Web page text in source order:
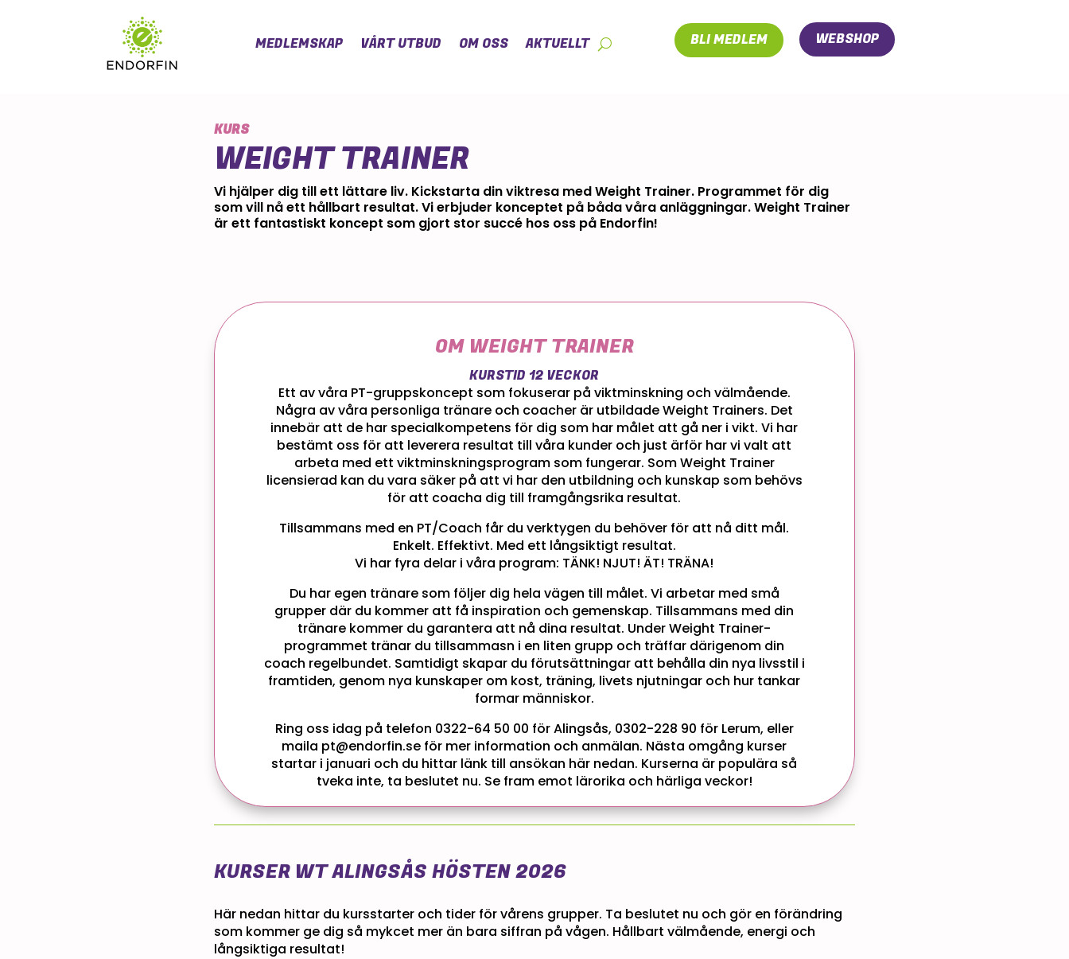
MEDLEMSKAP VÅRT UTBUD OM OSS AKTUELLT BLI MEDLEM WEBSHOP
KURS
WEIGHT TRAINER
Vi hjälper dig till ett lättare liv. Kickstarta din viktresa med Weight Trainer. Programmet för dig
som vill nå ett hållbart resultat.Vi erbjuder konceptet på båda våra anläggningar. Weight Trainer
är ett fantastiskt koncept som gjort stor succé hos oss på Endorfin!
OM WEIGHT TRAINER
KURSTID 12 VECKOR
Ett av våra PT-gruppskoncept som fokuserar på viktminskning och välmående.
Några av våra personliga tränare och coacher är utbildade Weight Trainers. Det
innebär att de har specialkompetens för dig som har målet att gå ner i vikt. Vi har
bestämt oss för att leverera resultat till våra kunder och just ärför har vi valt att
arbeta med ett viktminskningsprogram som fungerar. Som Weight Trainer
licensierad kan du vara säker på att vi har den utbildning och kunskap som behövs
för att coacha dig till framgångsrika resultat.
Tillsammans med en PT/Coach får du verktygen du behöver för att nå ditt mål.
Enkelt. Effektivt. Med ett långsiktigt resultat.
Vi har fyra delar i våra program: TÄNK! NJUT! ÄT! TRÄNA!
Du har egen tränare som följer dig hela vägen till målet. Vi arbetar med små
grupper där du kommer att få inspiration och gemenskap. Tillsammans med din
tränare kommer du garantera att nå dina resultat. Under Weight Trainer-
programmet tränar du tillsammasn i en liten grupp och träffar därigenom din
coach regelbundet. Samtidigt skapar du förutsättningar att behålla din nya livsstil i
framtiden, genom nya kunskaper om kost, träning, livets njutningar och hur tankar
formar människor.
Ring oss idag på telefon 0322-64 50 00 för Alingsås, 0302-228 90 för Lerum, eller
maila pt@endorfin.se för mer information och anmälan. Nästa omgång kurser
startar i januari och du hittar länk till ansökan här nedan. Kurserna är populära så
tveka inte, ta beslutet nu. Se fram emot lärorika och härliga veckor!
KURSER WT ALINGSÅS HÖSTEN 2026
Här nedan hittar du kursstarter och tider för vårens grupper. Ta beslutet nu och gör en förändring
som kommer ge dig så mykcet mer än bara siffran på vågen. Hållbart välmående, energi och
långsiktiga resultat!